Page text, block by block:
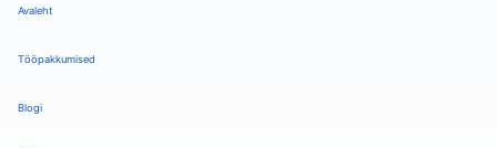
Avaleht
Tööpakkumised
Blogi